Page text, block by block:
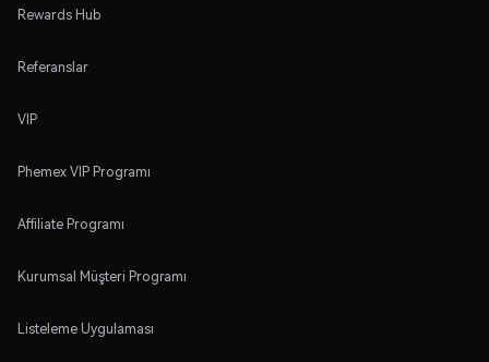
Rewards Hub
Referanslar
VIP
Phemex VIP Programı
Affiliate Programı
Kurumsal Müşteri Programı
Listeleme Uygulaması